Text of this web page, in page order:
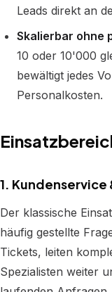
Leads direkt an
Skalierbar ohne
10 oder 10'000
bewältigt jedes
Personalkosten.
1. Kundenservice
Der klassische
häufig gestellte
Tickets, leiten
Spezialisten weiter